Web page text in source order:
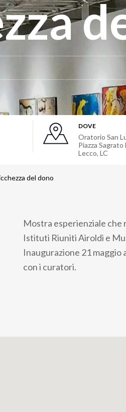
DOVE
Oratorio San
Piazza Sagrato
Lecco, LC
del dono
Mostra esperienziale che
Istituti Riuniti Airoldi e
Inaugurazione 21 maggio
con i curatori.